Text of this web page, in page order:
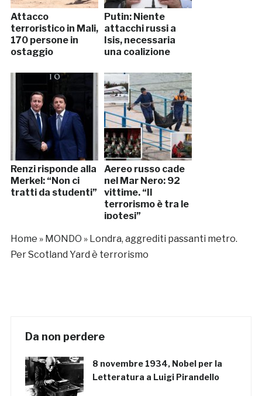
Attacco
terroristico in Mali,
170 persone in
ostaggio
Putin: Niente
attacchi russi a
Isis, necessaria
una coalizione
Renzi risponde alla
Merkel: “Non ci
tratti da studenti”
Aereo russo cade
nel Mar Nero: 92
vittime. “Il
terrorismo è tra le
ipotesi”
Home » MONDO » Londra, aggrediti passanti metro.
Per Scotland Yard è terrorismo
Da non perdere
8 novembre 1934, Nobel per la
Letteratura a Luigi Pirandello